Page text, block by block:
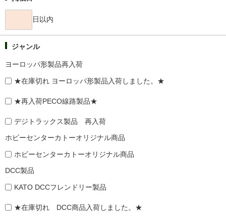
日以内
ジャンル
ヨーロッパ形製品再入荷
★在庫切れ ヨーロッパ形製品入荷しました。★
★再入荷PECO線路製品★
デジトラックス製品 再入荷
ホビーセンターカトーオリジナル商品
ホビーセンターカトーオリジナル商品
DCC製品
KATO DCCフレンドリー製品
★在庫切れ DCC商品入荷しました。★